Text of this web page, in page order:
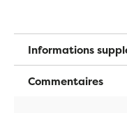
Informations
Commentaires